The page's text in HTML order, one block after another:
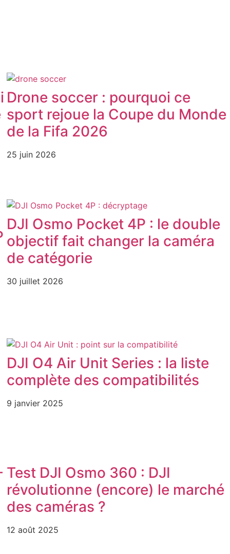
Drone soccer : pourquoi ce
sport rejoue la Coupe du Monde
de la Fifa 2026
25 juin 2026
DJI Osmo Pocket 4P : le double
objectif fait changer la caméra
de catégorie
30 juillet 2026
DJI O4 Air Unit Series : la liste
complète des compatibilités
9 janvier 2025
Test DJI Osmo 360 : DJI
révolutionne (encore) le marché
des caméras ?
12 août 2025